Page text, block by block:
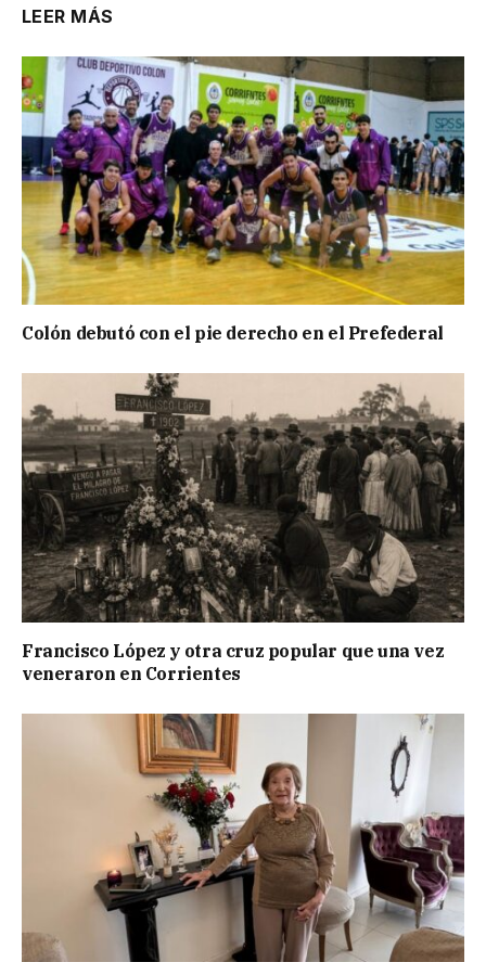
LEER MÁS
Colón debutó con el pie derecho en el Prefederal
Francisco López y otra cruz popular que una vez
veneraron en Corrientes